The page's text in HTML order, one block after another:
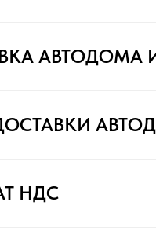
АВТОДОМА
НДС